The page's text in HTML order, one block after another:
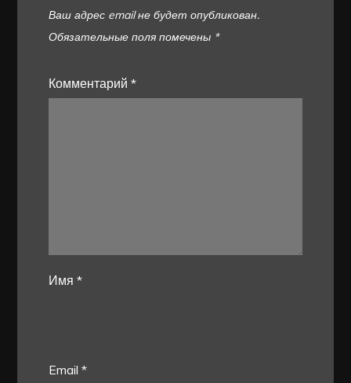
Ваш адрес email не будет опубликован.
Обязательные поля помечены *
Комментарий*
Имя*
Email*